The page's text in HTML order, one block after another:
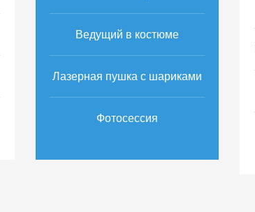
Ведущий в костюме
Лазерная пушка с шариками
Фотосессия